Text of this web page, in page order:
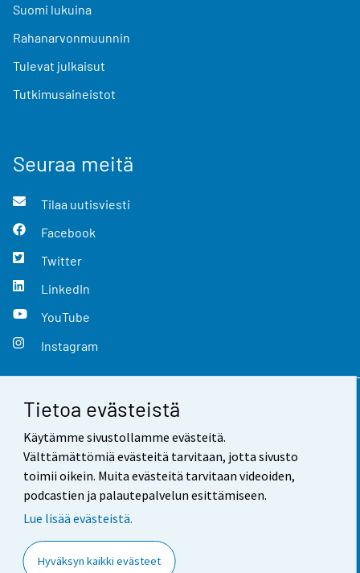
Tietoa evästeistä
Käytämme sivustollamme evästeitä.
Välttämättömiä evästeitä tarvitaan, jotta sivusto
toimii oikein. Muita evästeitä tarvitaan videoiden,
podcastien ja palautepalvelun esittämiseen.
Lue lisää evästeistä.
Hyväksyn kaikki evästeet
Suomi lukuina
Rahanarvonmuunnin
Tulevat julkaisut
Tutkimusaineistot
Seuraa meitä
Tilaa uutisviesti
Facebook
Twitter
LinkedIn
YouTube
Instagram
Yhteystiedot
Palaute
Käyttöehdot
Saavutettavuus